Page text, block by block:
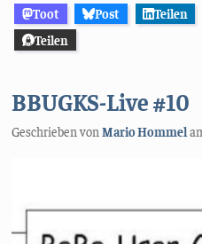
Toot
Post Teilen
Teilen
BBUGKS-Live #10
Geschrieben vonMario Hommel